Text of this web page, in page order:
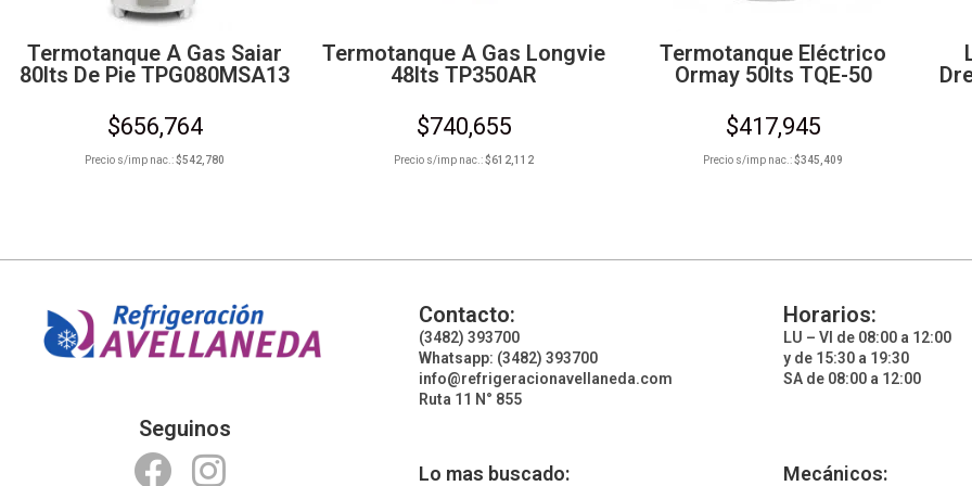
Termotanque A Gas Saiar
80lts De Pie TPG080MSA13
$656,764
Precio s/imp nac.:$542,780
Termotanque A Gas Longvie
48lts TP350AR
$740,655
Precio s/imp nac.:$612,112
Termotanque Eléctrico
Ormay 50lts TQE-50
$417,945
Precio s/imp nac.:$345,409
Seguinos
Contacto:
(3482) 393700
Whatsapp: (3482) 393700
info@refrigeracionavellaneda.com
Ruta 11 N° 855
Lo mas buscado:
Horarios:
LU – VI de 08:00 a 12:00
y de 15:30 a 19:30
SA de 08:00 a 12:00
Mecánicos: